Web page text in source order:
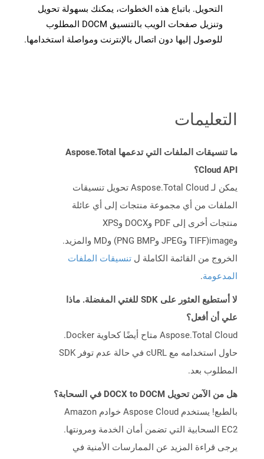
التحويل. باتباع هذه الخطوات، يمكنك بسهولة تحويل
وتنزيل صفحات الويب بالتنسيق DOCM المطلوب
للوصول إليها دون اتصال بالإنترنت ومواصلة استخدامها.
التعليمات
ما تنسيقات الملفات التي تدعمها Aspose.Total
Cloud API؟
يمكن لـ Aspose.Total Cloud تحويل تنسيقات
الملفات من أي مجموعة منتجات إلى أي عائلة
منتجات أخرى إلى PDF وDOCX وXPS
وimage(TIFF وJPEG وPNG BMP) وMD والمزيد.
الخروج من القائمة الكاملة ل تنسيقات الملفات
المدعومة.
لا أستطيع العثور على SDK للغتي المفضلة. ماذا
علي أن أفعل؟
Aspose.Total Cloud متاح أيضًا كحاوية Docker.
حاول استخدامه مع cURL في حالة عدم توفر SDK
المطلوب بعد.
هل من الآمن تحويل DOCX to DOCM في السحابة؟
بالطبع! يستخدم Aspose Cloud خوادم Amazon
EC2 السحابية التي تضمن أمان الخدمة ومرونتها.
يرجى قراءة المزيد عن الممارسات الأمنية في